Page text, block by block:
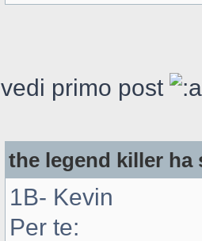
vedi primo post
the legend killer ha
1B- Kevin
Per te: